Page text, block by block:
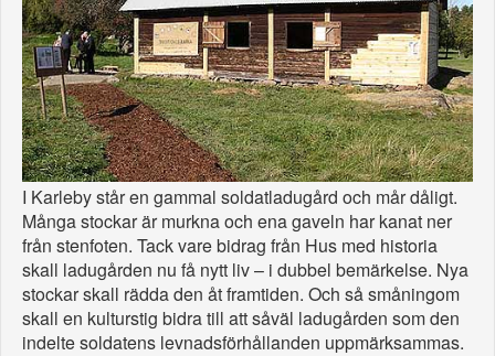
I Karleby står en gammal soldatladugård och mår dåligt.
Många stockar är murkna och ena gaveln har kanat ner
från stenfoten. Tack vare bidrag från Hus med historia
skall ladugården nu få nytt liv – i dubbel bemärkelse. Nya
stockar skall rädda den åt framtiden. Och så småningom
skall en kulturstig bidra till att såväl ladugården som den
indelte soldatens levnadsförhållanden uppmärksammas.